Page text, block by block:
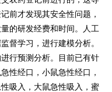
前才发现其安全性问题，
的研发经费和时间。人工
督学习，进行建模分析。
行预测分析。目前已有针
性经口，小鼠急性经口，
吸入，大鼠急性吸入，蜜